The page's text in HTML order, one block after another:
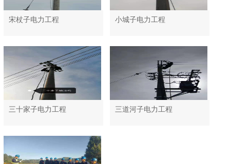
宋杖子电力工程 小城子电力工程
三十家子电力工程 三道河子电力工程